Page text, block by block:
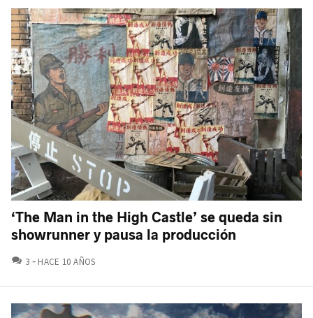
‘The Man in the High Castle’ se queda sin
showrunner y pausa la producción
3 COMENTARIOS
HACE 10 AÑOS